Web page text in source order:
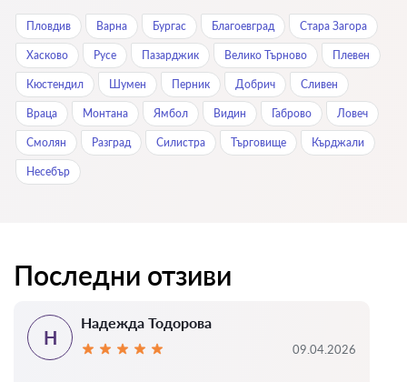
Пловдив Варна Бургас Благоевград Стара Загора
Хасково Русе Пазарджик Велико Търново Плевен
Кюстендил Шумен Перник Добрич Сливен
Враца Монтана Ямбол Видин Габрово Ловеч
Смолян Разград Силистра Търговище Кърджали
Нeсeбър
Последни отзиви
Н
Надежда Тодорова
09.04.2026